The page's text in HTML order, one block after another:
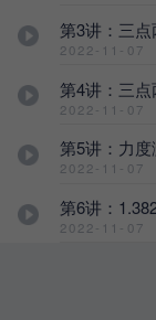
第3讲：三
2022-11-07
第4讲：三
2022-11-07
第5讲：力
2022-11-07
第6讲：
2022-11-07